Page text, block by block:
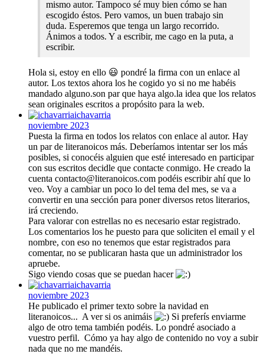
mismo autor. Tampoco sé muy bien cómo se han
escogido éstos. Pero vamos, un buen trabajo sin
duda. Esperemos que tenga un largo recorrido.
Ánimos a todos. Y a escribir, me cago en la puta, a
escribir.
Hola si, estoy en ello 😃 pondré la firma con un enlace al
autor. Los textos ahora los he cogido yo si no me habéis
mandado alguno.son par que haya algo.la idea que los relatos
sean originales escritos a propósito para la web.
ichavarria
noviembre 2023
Puesta la firma en todos los relatos con enlace al autor. Hay
un par de literanoicos más. Deberíamos intentar ser los más
posibles, si conocéis alguien que esté interesado en participar
con sus escritos decidle que contacte conmigo. He creado la
cuenta contacto@literanoicos.com podéis escribir ahí que lo
veo. Voy a cambiar un poco lo del tema del mes, se va a
convertir en una sección para poner diversos retos literarios,
irá creciendo.
Para valorar con estrellas no es necesario estar registrado.
Los comentarios los he puesto para que soliciten el email y el
nombre, con eso no tenemos que estar registrados para
comentar, no se publicaran hasta que un administrador los
apruebe.
Sigo viendo cosas que se puedan hacer
ichavarria
noviembre 2023
He publicado el primer texto sobre la navidad en
literanoicos... A ver si os animáis
Si preferís enviarme
algo de otro tema también podéis. Lo pondré asociado a
vuestro perfil. Cómo ya hay algo de contenido no voy a subir
nada que no me mandéis.